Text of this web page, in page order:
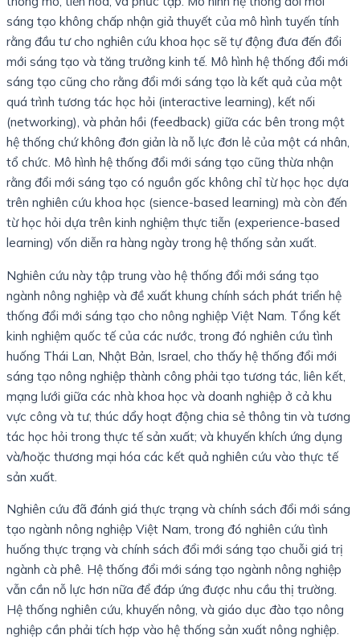
sáng tạo không chấp nhận giả thuyết của mô hình tuyến tính
rằng đầu tư cho nghiên cứu khoa học sẽ tự động đưa đến đổi
mới sáng tạo và tăng trưởng kinh tế. Mô hình hệ thống đổi mới
sáng tạo cũng cho rằng đổi mới sáng tạo là kết quả của một
quá trình tương tác học hỏi (interactive learning), kết nối
(networking), và phản hồi (feedback) giữa các bên trong một
hệ thống chứ không đơn giản là nỗ lực đơn lẻ của một cá nhân,
tổ chức. Mô hình hệ thống đổi mới sáng tạo cũng thừa nhận
rằng đổi mới sáng tạo có nguồn gốc không chỉ từ học học dựa
trên nghiên cứu khoa học (sience-based learning) mà còn đến
từ học hỏi dựa trên kinh nghiệm thực tiễn (experience-based
learning) vốn diễn ra hàng ngày trong hệ thống sản xuất.
Nghiên cứu này tập trung vào hệ thống đổi mới sáng tạo
ngành nông nghiệp và đề xuất khung chính sách phát triển hệ
thống đổi mới sáng tạo cho nông nghiệp Việt Nam. Tổng kết
kinh nghiệm quốc tế của các nước, trong đó nghiên cứu tình
huống Thái Lan, Nhật Bản, Israel, cho thấy hệ thống đổi mới
sáng tạo nông nghiệp thành công phải tạo tương tác, liên kết,
mạng lưới giữa các nhà khoa học và doanh nghiệp ở cả khu
vực công và tư; thúc dẩy hoạt động chia sẻ thông tin và tương
tác học hỏi trong thực tế sản xuất; và khuyến khích ứng dụng
và/hoặc thương mại hóa các kết quả nghiên cứu vào thực tế
sản xuất.
Nghiên cứu đã đánh giá thực trạng và chính sách đổi mới sáng
tạo ngành nông nghiệp Việt Nam, trong đó nghiên cứu tình
huống thực trạng và chính sách đổi mới sáng tạo chuỗi giá trị
ngành cà phê. Hệ thống đổi mới sáng tạo ngành nông nghiệp
vẫn cần nỗ lực hơn nữa để đáp ứng được nhu cầu thị trường.
Hệ thống nghiên cứu, khuyến nông, và giáo dục đào tạo nông
nghiệp cần phải tích hợp vào hệ thống sản xuất nông nghiệp.